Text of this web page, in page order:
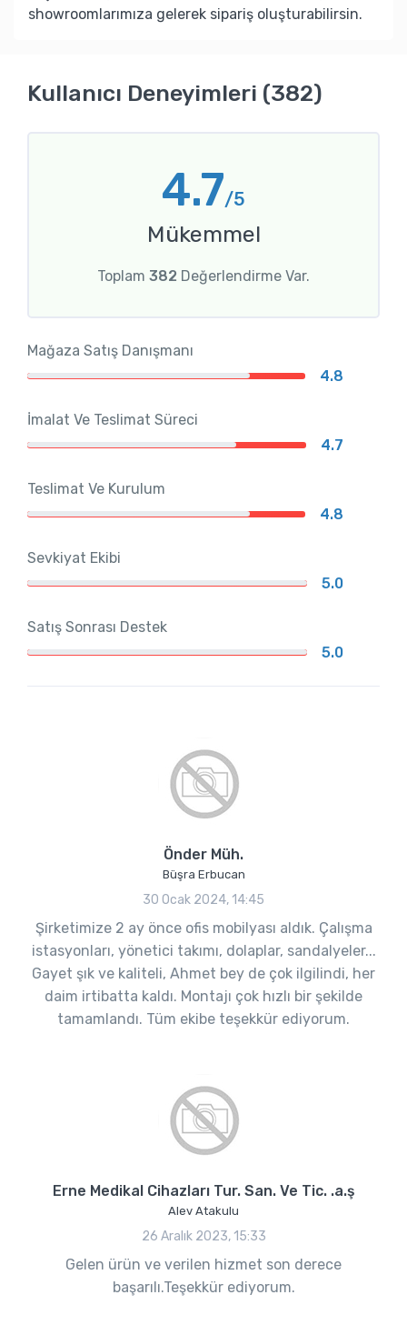
showroomlarımıza gelerek sipariş oluşturabilirsin.
Kullanıcı Deneyimleri (382)
4.7/5
Mükemmel
Toplam 382 Değerlendirme Var.
Mağaza Satış Danışmanı
4.8
İmalat Ve Teslimat Süreci
4.7
Teslimat Ve Kurulum
4.8
Sevkiyat Ekibi
5.0
Satış Sonrası Destek
5.0
Önder Müh.
Büşra Erbucan
30 Ocak 2024, 14:45
Şirketimize 2 ay önce ofis mobilyası aldık. Çalışma
istasyonları, yönetici takımı, dolaplar, sandalyeler...
Gayet şık ve kaliteli, Ahmet bey de çok ilgilindi, her
daim irtibatta kaldı. Montajı çok hızlı bir şekilde
tamamlandı. Tüm ekibe teşekkür ediyorum.
Erne Medikal Cihazları Tur. San. Ve Tic. .a.ş
Alev Atakulu
26 Aralık 2023, 15:33
Gelen ürün ve verilen hizmet son derece
başarılı.Teşekkür ediyorum.